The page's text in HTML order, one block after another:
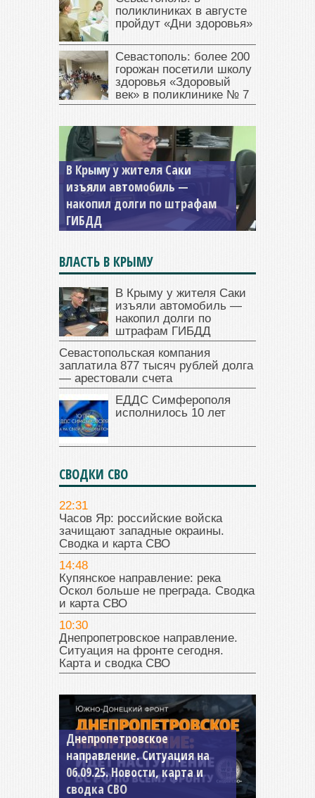
поликлиниках в августе
пройдут «Дни здоровья»
Севастополь: более 200
горожан посетили школу
здоровья «Здоровый
век» в поликлинике № 7
Севастопольская компания
заплатила 877 тысяч рублей
долга — арестовали счета
ВЛАСТЬ В КРЫМУ
В Крыму у жителя Саки
изъяли автомобиль —
накопил долги по
штрафам ГИБДД
Севастопольская компания
заплатила 877 тысяч рублей долга
— арестовали счета
ЕДДС Симферополя
исполнилось 10 лет
СВОДКИ СВО
22:31
Часов Яр: российские войска
зачищают западные окраины.
Сводка и карта СВО
14:48
Купянское направление: река
Оскол больше не преграда. Сводка
и карта СВО
10:30
Днепропетровское направление.
Ситуация на фронте сегодня.
Карта и сводка СВО
Константиновское
направление. Ситуация на
04.09.25 Новости, карта и
сводка СВО